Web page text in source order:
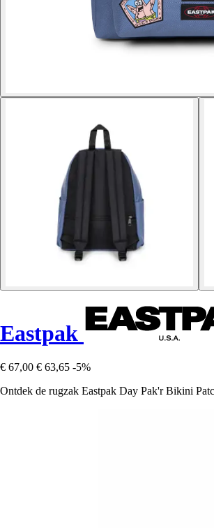
Eastpak
€ 67,00 € 63,65 -5%
Ontdek de rugzak Eastpak Day Pak'r Bikini